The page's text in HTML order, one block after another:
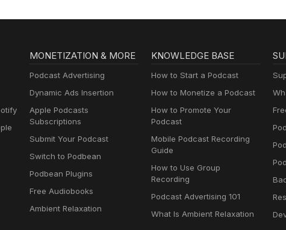
MONETIZATION & MORE
Podcast Advertising
Dynamic Ads Insertion
Apple Podcasts
Subscriptions
Submit Your Podcast
Switch to Podbean
Podbean Plugins
Free Audiobooks
Ambient Relaxation
KNOWLEDGE BASE
How to Start a Podcast
How to Monetize a Podcast
How to Promote Your
Podcast
Mobile Podcast Recording
Guide
How to Use Group
Recording
Podcast Advertising 101
What Is Ambient Relaxation